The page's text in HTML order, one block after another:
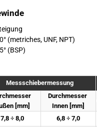
(metriches, UNF, NPT)
(BSP)
Messschiebermessung
[mm]
Durchmesser
Innen [mm]
7,8 ÷ 8,0
6,8 ÷ 7,0